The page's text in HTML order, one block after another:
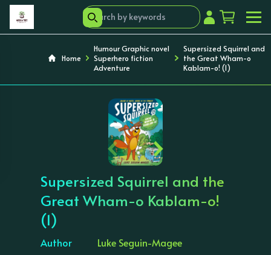
Home
Humour Graphic novel
Superhero fiction
Adventure
Supersized Squirrel and
the Great Wham-o
Kablam-o! (1)
‹ ›
Supersized Squirrel and the
Great Wham-o Kablam-o!
(1)
Author
Luke Seguin-Magee